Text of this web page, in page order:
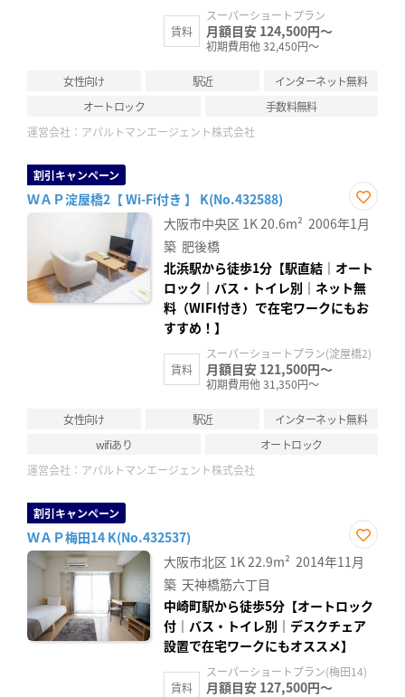
賃料
スーパーショートプラン
月額目安 124,500円～
初期費用他 32,450円～
女性向け 駅近
インターネット無料
オートロック
手数料無料
運営会社： アパルトマンエージェント株式会社
割引キャンペーン
ＷＡＰ淀屋橋2【 Wi-Fi付き 】 K(No.432588)
お気
に入
大阪市中央区 1K20.6m² 2006年1月
築 肥後橋
北浜駅から徒歩1分【駅直結｜オート
ロック｜バス・トイレ別｜ネット無
料（WIFI付き）で在宅ワークにもお
すすめ！】
賃料
スーパーショートプラン(淀屋橋2)
月額目安 121,500円～
初期費用他 31,350円～
女性向け 駅近
インターネット無料
wifiあり
オートロック
運営会社： アパルトマンエージェント株式会社
割引キャンペーン
ＷＡＰ梅田14 K(No.432537)
お気
に入
大阪市北区 1K22.9m² 2014年11月
築 天神橋筋六丁目
中崎町駅から徒歩5分【オートロック
付｜バス・トイレ別｜デスクチェア
設置で在宅ワークにもオススメ】
賃料
スーパーショートプラン(梅田14)
月額目安 127,500円～